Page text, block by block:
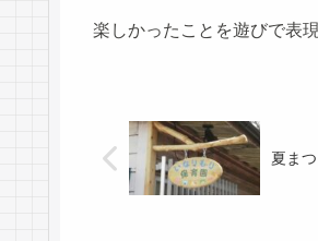
楽しかったことを遊びで表
夏まつ